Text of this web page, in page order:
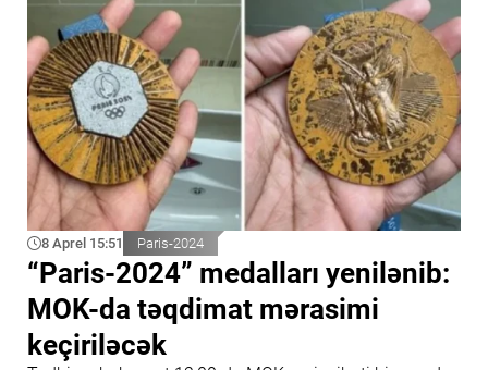
8 Aprel 15:51 Paris-2024
“Paris-2024” medalları yenilənib:
MOK-da təqdimat mərasimi
keçiriləcək